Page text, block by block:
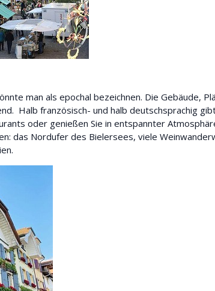
man als epochal bezeichnen. Die Gebäude,
Halb französisch- und halb deutschsprachig
oder genießen Sie in entspannter
das Nordufer des Bielersees, viele